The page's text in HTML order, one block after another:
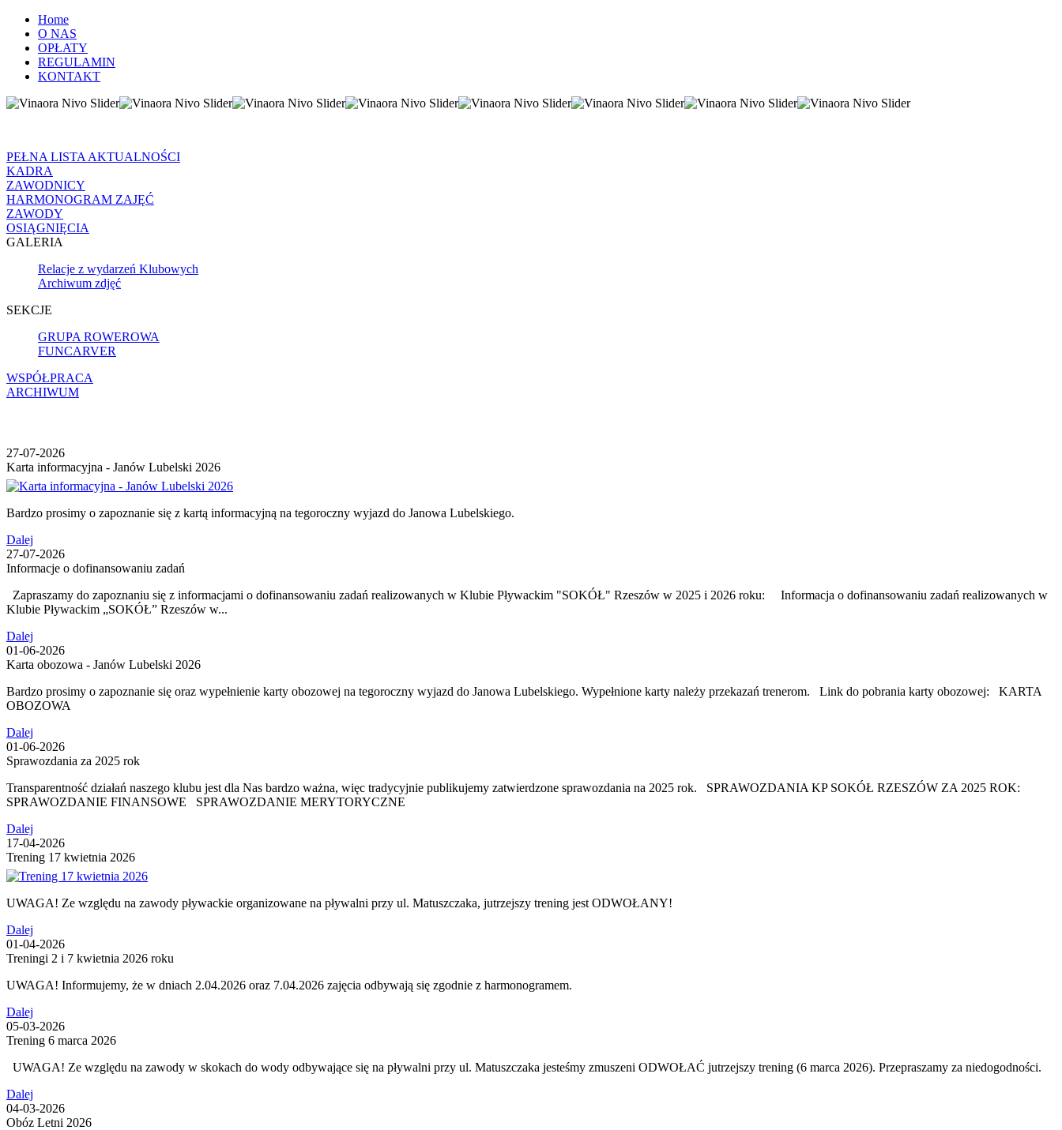
Home
O NAS
OPŁATY
REGULAMIN
KONTAKT
PEŁNA LISTA AKTUALNOŚCI
KADRA
ZAWODNICY
HARMONOGRAM ZAJĘĆ
ZAWODY
OSIĄGNIĘCIA
GALERIA
Relacje z wydarzeń Klubowych
Archiwum zdjęć
SEKCJE
GRUPA ROWEROWA
FUNCARVER
WSPÓŁPRACA
ARCHIWUM
27-07-2026
Karta informacyjna - Janów Lubelski 2026
Bardzo prosimy o zapoznanie się z kartą informacyjną na tegoroczny wyjazd do Janowa Lubelskiego.
Dalej
27-07-2026
Informacje o dofinansowaniu zadań
Zapraszamy do zapoznaniu się z informacjami o dofinansowaniu zadań realizowanych w Klubie Pływackim "SOKÓŁ" Rzeszów w 2025 i 2026 roku: Informacja o dofinansowaniu zadań realizowanych w
Klubie Pływackim „SOKÓŁ” Rzeszów w...
Dalej
01-06-2026
Karta obozowa - Janów Lubelski 2026
Bardzo prosimy o zapoznanie się oraz wypełnienie karty obozowej na tegoroczny wyjazd do Janowa Lubelskiego. Wypełnione karty należy przekazań trenerom. Link do pobrania karty obozowej: KARTA
OBOZOWA
Dalej
01-06-2026
Sprawozdania za 2025 rok
Transparentność działań naszego klubu jest dla Nas bardzo ważna, więc tradycyjnie publikujemy zatwierdzone sprawozdania na 2025 rok. SPRAWOZDANIA KP SOKÓŁ RZESZÓW ZA 2025 ROK:
SPRAWOZDANIE FINANSOWE SPRAWOZDANIE MERYTORYCZNE
Dalej
17-04-2026
Trening 17 kwietnia 2026
UWAGA! Ze względu na zawody pływackie organizowane na pływalni przy ul. Matuszczaka, jutrzejszy trening jest ODWOŁANY!
Dalej
01-04-2026
Treningi 2 i 7 kwietnia 2026 roku
UWAGA! Informujemy, że w dniach 2.04.2026 oraz 7.04.2026 zajęcia odbywają się zgodnie z harmonogramem.
Dalej
05-03-2026
Trening 6 marca 2026
UWAGA! Ze względu na zawody w skokach do wody odbywające się na pływalni przy ul. Matuszczaka jesteśmy zmuszeni ODWOŁAĆ jutrzejszy trening (6 marca 2026). Przepraszamy za niedogodności.
Dalej
04-03-2026
Obóz Letni 2026